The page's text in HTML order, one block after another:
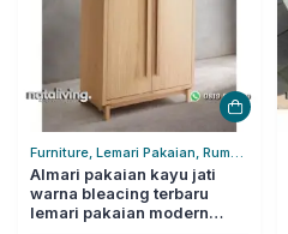
Furniture, Lemari Pakaian, Rumah
Tangga
Almari pakaian kayu jati
warna bleacing terbaru
lemari pakaian modern